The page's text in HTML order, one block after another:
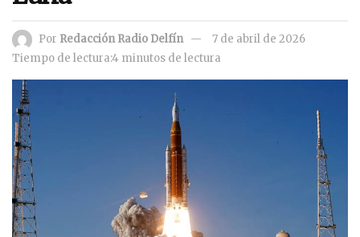
Por Redacción Radio Delfín
7 de abril de 2026
Tiempo de lectura:4 minutos de lectura